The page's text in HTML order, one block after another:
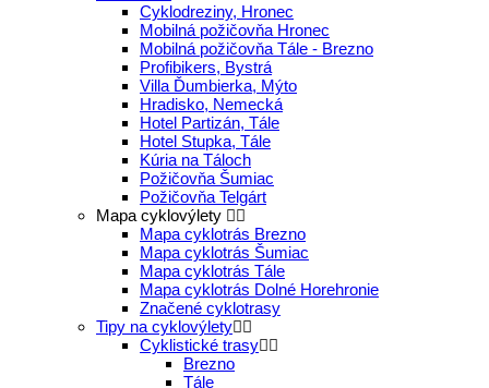
Cyklodreziny, Hronec
Mobilná požičovňa Hronec
Mobilná požičovňa Tále - Brezno
Profibikers, Bystrá
Villa Ďumbierka, Mýto
Hradisko, Nemecká
Hotel Partizán, Tále
Hotel Stupka, Tále
Kúria na Táloch
Požičovňa Šumiac
Požičovňa Telgárt
Mapa cyklovýlety
Mapa cyklotrás Brezno
Mapa cyklotrás Šumiac
Mapa cyklotrás Tále
Mapa cyklotrás Dolné Horehronie
Značené cyklotrasy
Tipy na cyklovýlety
Cyklistické trasy
Brezno
Tále